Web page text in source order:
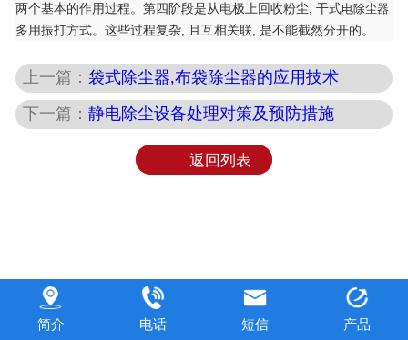
两个基本的作用过程。第四阶段是从电极上回收粉尘, 干式电除尘器
多用振打方式。这些过程复杂, 且互相关联, 是不能截然分开的。
上一篇：袋式除尘器,布袋除尘器的应用技术
下一篇：静电除尘设备处理对策及预防措施
返回列表
简介 电话 短信 产品